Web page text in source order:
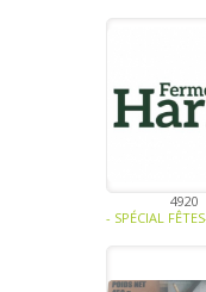
4920
- SPÉCIAL